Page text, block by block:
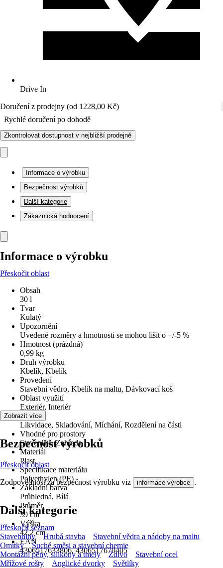
Drive In
Doručení z prodejny (od 1228,00 Kč)
Rychlé doručení po dohodě
Zkontrolovat dostupnost v nejbližší prodejně
Informace o výrobku
Bezpečnost výrobků
Další kategorie
Zákaznická hodnocení
Informace o výrobku
Přeskočit oblast
Obsah
30 l
Tvar
Kulatý
Upozornění
Uvedené rozměry a hmotnosti se mohou lišit o +/-5 %
Hmotnost (prázdná)
0,99 kg
Druh výrobku
Kbelík, Kbelík
Provedení
Stavební vědro, Kbelík na maltu, Dávkovací koš
Oblast využití
Exteriér, Interiér
Využití
Likvidace, Skladování, Míchání, Rozdělení na části
Vhodné pro prostory
Staveniště, Zahrada
Materiál
Plast
Specifikace materiálu
Polyethylen (PE)
Základní barva
Průhledná, Bílá
Průměr
39 cm
Výška
42,2 cm
EAN
4306517633806, 4306517670405
Zobrazit více
Bezpečnost výrobků
Přeskočit oblast
Zodpovědnost za bezpečnost výrobku viz informace výrobce .
Další kategorie
Přeskočit seznam
Stavebniny
Hrubá stavba
Stavební vědra a nádoby na maltu
Omítky
Suché směsi a stavební chemie
Montážní pěny, silikony a tmely
Zdivo
Stavební ocel
Mřížové rošty
Anglické dvorky Světlíky